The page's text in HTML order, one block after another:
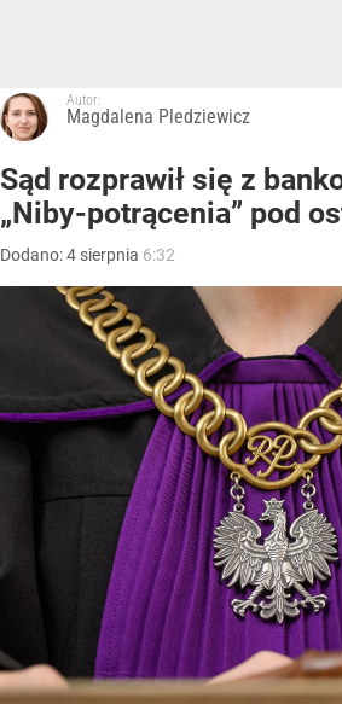
Autor:
Magdalena Pledziewicz
Sąd rozprawił się z
„Niby-potrącenia” pod
Dodano:4 sierpnia 6:32